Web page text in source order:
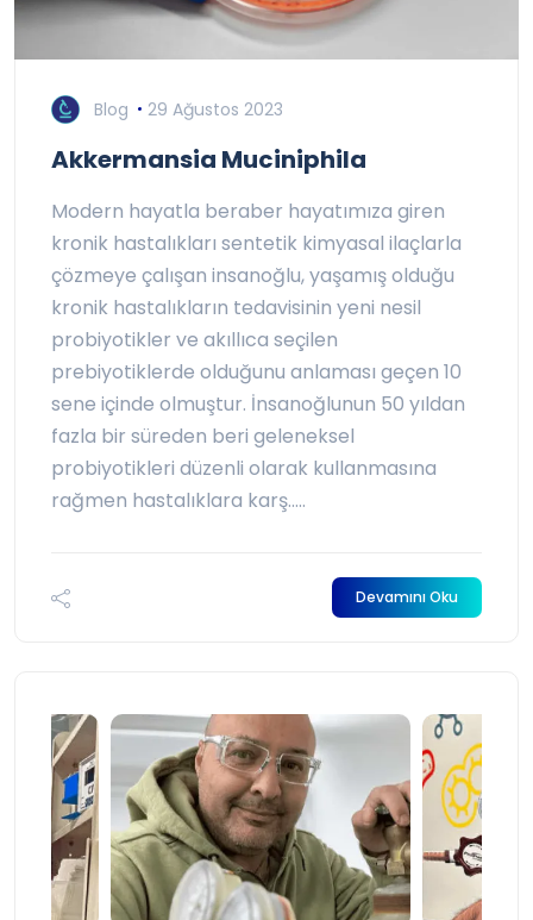
Blog 29 Ağustos 2023
Akkermansia Muciniphila
Modern hayatla beraber hayatımıza giren
kronik hastalıkları sentetik kimyasal ilaçlarla
çözmeye çalışan insanoğlu, yaşamış olduğu
kronik hastalıkların tedavisinin yeni nesil
probiyotikler ve akıllıca seçilen
prebiyotiklerde olduğunu anlaması geçen 10
sene içinde olmuştur. İnsanoğlunun 50 yıldan
fazla bir süreden beri geleneksel
probiyotikleri düzenli olarak kullanmasına
rağmen hastalıklara karş.....
Devamını Oku